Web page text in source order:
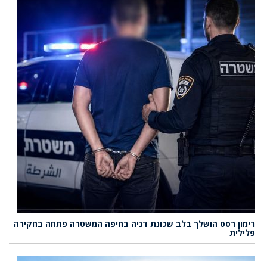
רימון רסס הושלך בלב שכונת דניה בחיפה המשטרה פתחה בחקירה
פלילית